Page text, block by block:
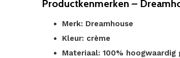
Productkenmerken –
Merk: Dreamhouse
Kleur: crème
Materiaal: 100%